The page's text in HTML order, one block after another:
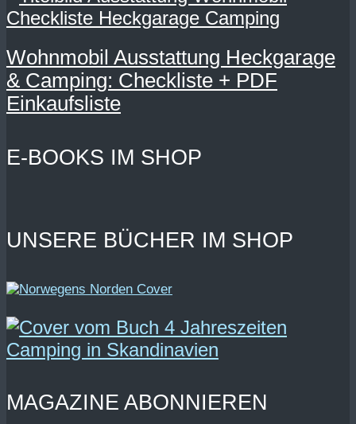
Wohnmobil Ausstattung Heckgarage
& Camping: Checkliste + PDF
Einkaufsliste
E-BOOKS IM SHOP
UNSERE BÜCHER IM SHOP
MAGAZINE ABONNIEREN